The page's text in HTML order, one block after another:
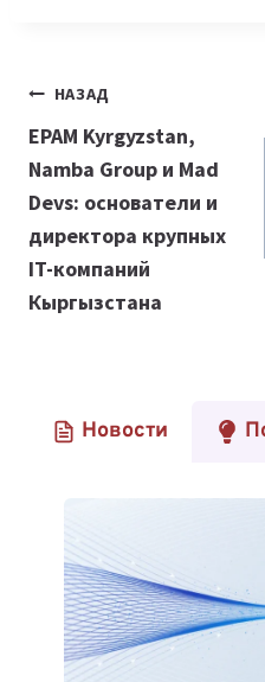
Навигация
по
записям
НАЗАД
EPAM Kyrgyzstan,
Namba Group и Mad
Devs: основатели и
директора крупных
IT-компаний
Кыргызстана
Новости